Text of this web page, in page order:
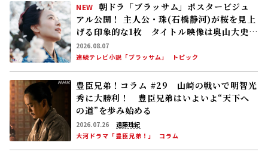
NEW 朝ドラ「ブラッサム」ポスタービジュ
アル公開！ 主人公・珠(石橋静河)が桜を見上
げる印象的な1枚 タイトル映像は奥山大史監
督、語りは三條雅幸アナ 2026年度後期放
送
2026.08.07
連続テレビ小説「ブラッサム」
トピック
豊臣兄弟！コラム #29 山崎の戦いで明智光
秀に大勝利！ 豊臣兄弟はいよいよ“天下へ
の道”を歩み始める
2026.07.26
遠藤珠紀
大河ドラマ「豊臣兄弟！」
コラム